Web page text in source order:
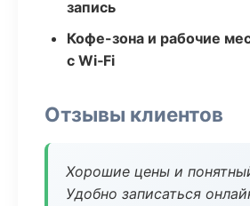
запись
Кофе-зона и рабочие
с Wi‑Fi
Отзывы клиентов
Хорошие цены и
Удобно записаться